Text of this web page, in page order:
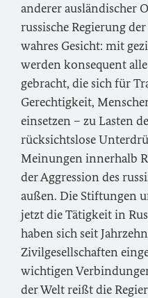
anderer ausländischer
russische Regierung
wahres Gesicht: mit
werden konsequent
gebracht, die sich für
Gerechtigkeit,
einsetzen – zu Lasten
rücksichtslose
Meinungen innerhalb
der Aggression des
außen. Die Stiftungen
jetzt die Tätigkeit in
haben sich seit
Zivilgesellschaften
wichtigen
der Welt reißt die